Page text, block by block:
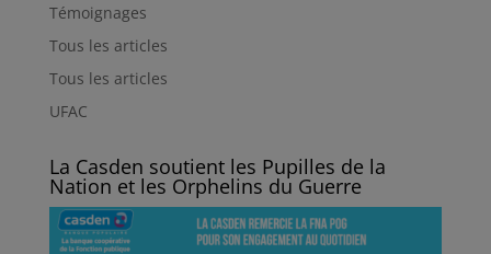
Témoignages
Tous les articles
Tous les articles
UFAC
La Casden soutient les Pupilles de la
Nation et les Orphelins du Guerre